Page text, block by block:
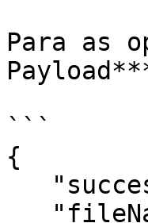
Para as
```
{